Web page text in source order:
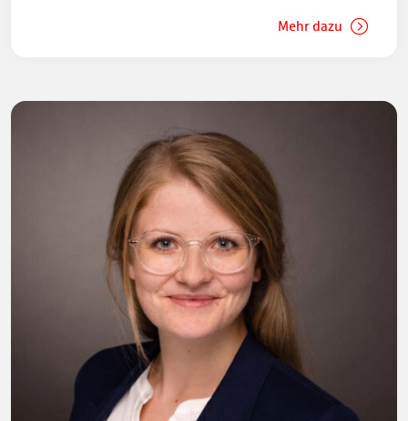
Mehr dazu